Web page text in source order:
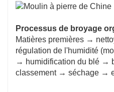
Processus de broyage
Matières premières →
régulation de l'humidité
→ humidification du blé →
classement → séchage →